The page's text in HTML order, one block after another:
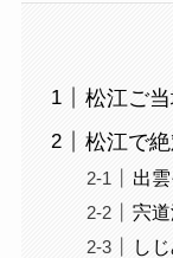
松江ご
松江で
出
宍
し